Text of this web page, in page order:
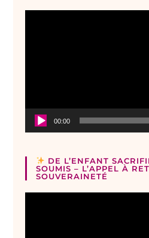
00:00
DE L’ENFANT
SOUMIS – L’APPEL À
SOUVERAINETÉ